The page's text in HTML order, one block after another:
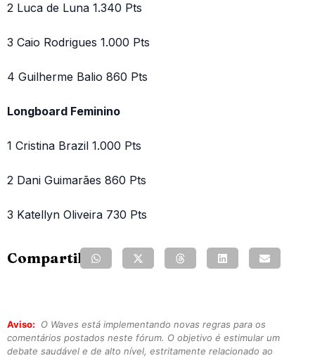
2 Luca de Luna 1.340 Pts
3 Caio Rodrigues 1.000 Pts
4 Guilherme Balio 860 Pts
Longboard Feminino
1 Cristina Brazil 1.000 Pts
2 Dani Guimarães 860 Pts
3 Katellyn Oliveira 730 Pts
Compartilhe:
Aviso:
O Waves está implementando novas regras para os
comentários postados neste fórum. O objetivo é estimular um
debate saudável e de alto nível, estritamente relacionado ao